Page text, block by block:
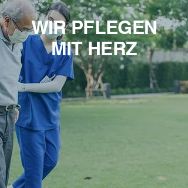
WIR PFLEGEN
MITHERZ